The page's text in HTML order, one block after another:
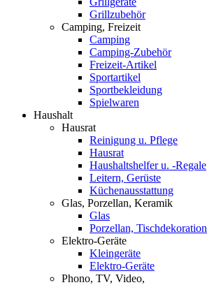
Grillzubehör
Camping, Freizeit
Camping
Camping-Zubehör
Freizeit-Artikel
Sportartikel
Sportbekleidung
Spielwaren
Haushalt
Hausrat
Reinigung u. Pflege
Hausrat
Haushaltshelfer u. -Regale
Leitern, Gerüste
Küchenausstattung
Glas, Porzellan, Keramik
Glas
Porzellan, Tischdekoration
Elektro-Geräte
Kleingeräte
Elektro-Geräte
Phono, TV, Video,